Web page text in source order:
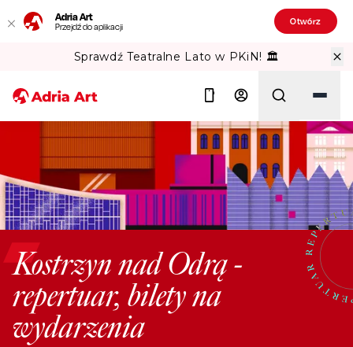
Adria Art
Przejdź do aplikacji Otwórz
Sprawdź Teatralne Lato w PKiN! 🏛️
Szukaj
Kostrzyn nad Odrą -
repertuar, bilety na
wydarzenia